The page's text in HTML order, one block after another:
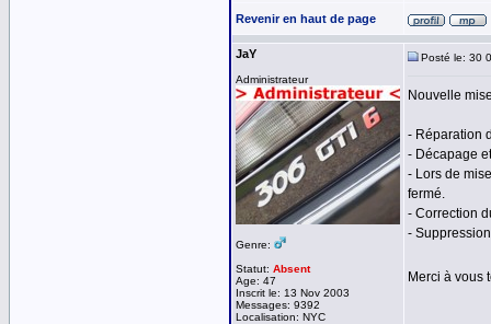
Revenir en haut de page
JaY
Administrateur
Genre:
Statut: Absent
Age: 47
Inscrit le: 13 Nov 2003
Messages: 9392
Localisation: NYC
Posté le: 30
Nouvelle
- Réparation
- Décapage
- Lors de
fermé.
- Correction
-
Merci à vous